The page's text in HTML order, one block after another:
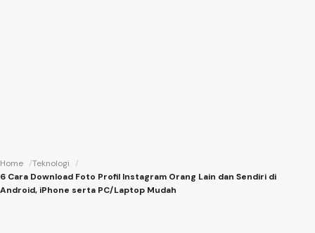
Home
Teknologi
6 Cara Download Foto Profil Instagram Orang Lain dan Sendiri di
Android, iPhone serta PC/Laptop Mudah